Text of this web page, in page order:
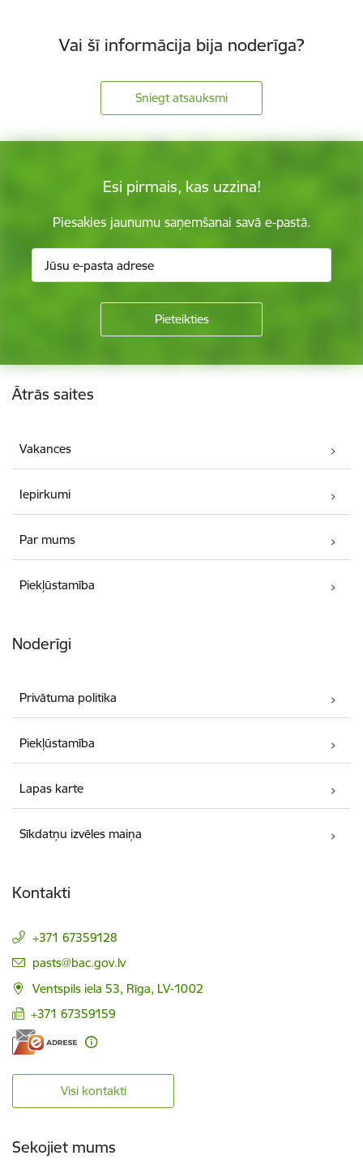
Vai šī informācija bija noderīga?
Sniegt atsauksmi
Esi pirmais, kas uzzina!
Piesakies jaunumu saņemšanai savā e-pastā.
Kājene
Ātrās saites
Vakances
Iepirkumi
Par mums
Piekļūstamība
Noderīgi
Privātuma politika
Piekļūstamība
Lapas karte
Sīkdatņu izvēles maiņa
Kontakti
+371 67359128
E-pasts:
pasts@bac.gov.lv
Ventspils iela 53, Rīga, LV-1002
+371 67359159
Visi kontakti
Sekojiet mums